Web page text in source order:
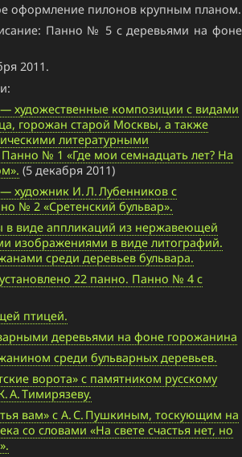
оформление пилонов крупным планом.
Панно № 5 с деревьями на фоне
2011.
художественные композиции с видами
горожан старой Москвы, а также
литературными
№ 1 «Где мои семнадцать лет? На
(5 декабря 2011)
художник И. Л. Лубенников с
№ 2 «Сретенский бульвар».
виде аппликаций из нержавеющей
изображениями в виде литографий.
среди деревьев бульвара.
22 панно. Панно № 4 с
птицей.
деревьями на фоне горожанина
среди бульварных деревьев.
ворота» с памятником русскому
А. Тимирязеву.
вам» с А. С. Пушкиным, тоскующим на
со словами «На свете счастья нет, но